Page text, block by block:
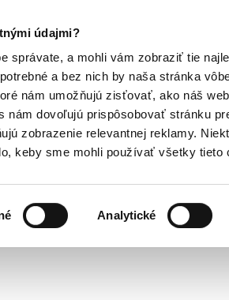
údajmi?
správate, a mohli vám zobraziť tie
a bez nich by naša stránka
nám umožňujú zisťovať, ako náš
dovoľujú prispôsobovať stránku
zobrazenie relevantnej reklamy.
keby sme mohli používať všetky tieto
Analytické